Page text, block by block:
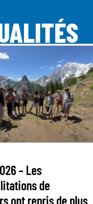
– Les
de
ont repris de plus